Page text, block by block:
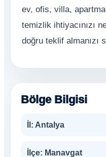
ev, ofis, villa,
temizlik ihtiyacınızı
doğru teklif almanızı
Bölge Bilgisi
İl: Antalya
İlçe: Manavgat